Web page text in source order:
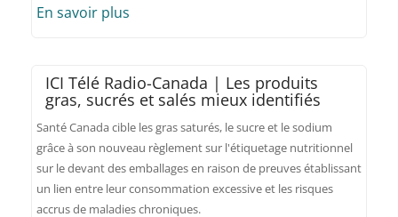
En savoir plus
ICI Télé Radio-Canada | Les produits
gras, sucrés et salés mieux identifiés
Santé Canada cible les gras saturés, le sucre et le sodium
grâce à son nouveau règlement sur l'étiquetage nutritionnel
sur le devant des emballages en raison de preuves établissant
un lien entre leur consommation excessive et les risques
accrus de maladies chroniques.